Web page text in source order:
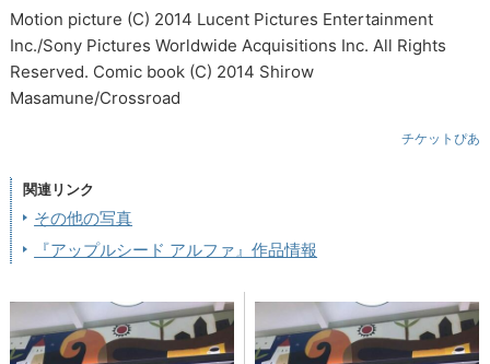
Motion picture (C) 2014 Lucent Pictures Entertainment
Inc./Sony Pictures Worldwide Acquisitions Inc. All Rights
Reserved. Comic book (C) 2014 Shirow
Masamune/Crossroad
チケットぴあ
関連リンク
その他の写真
『アップルシード アルファ』作品情報